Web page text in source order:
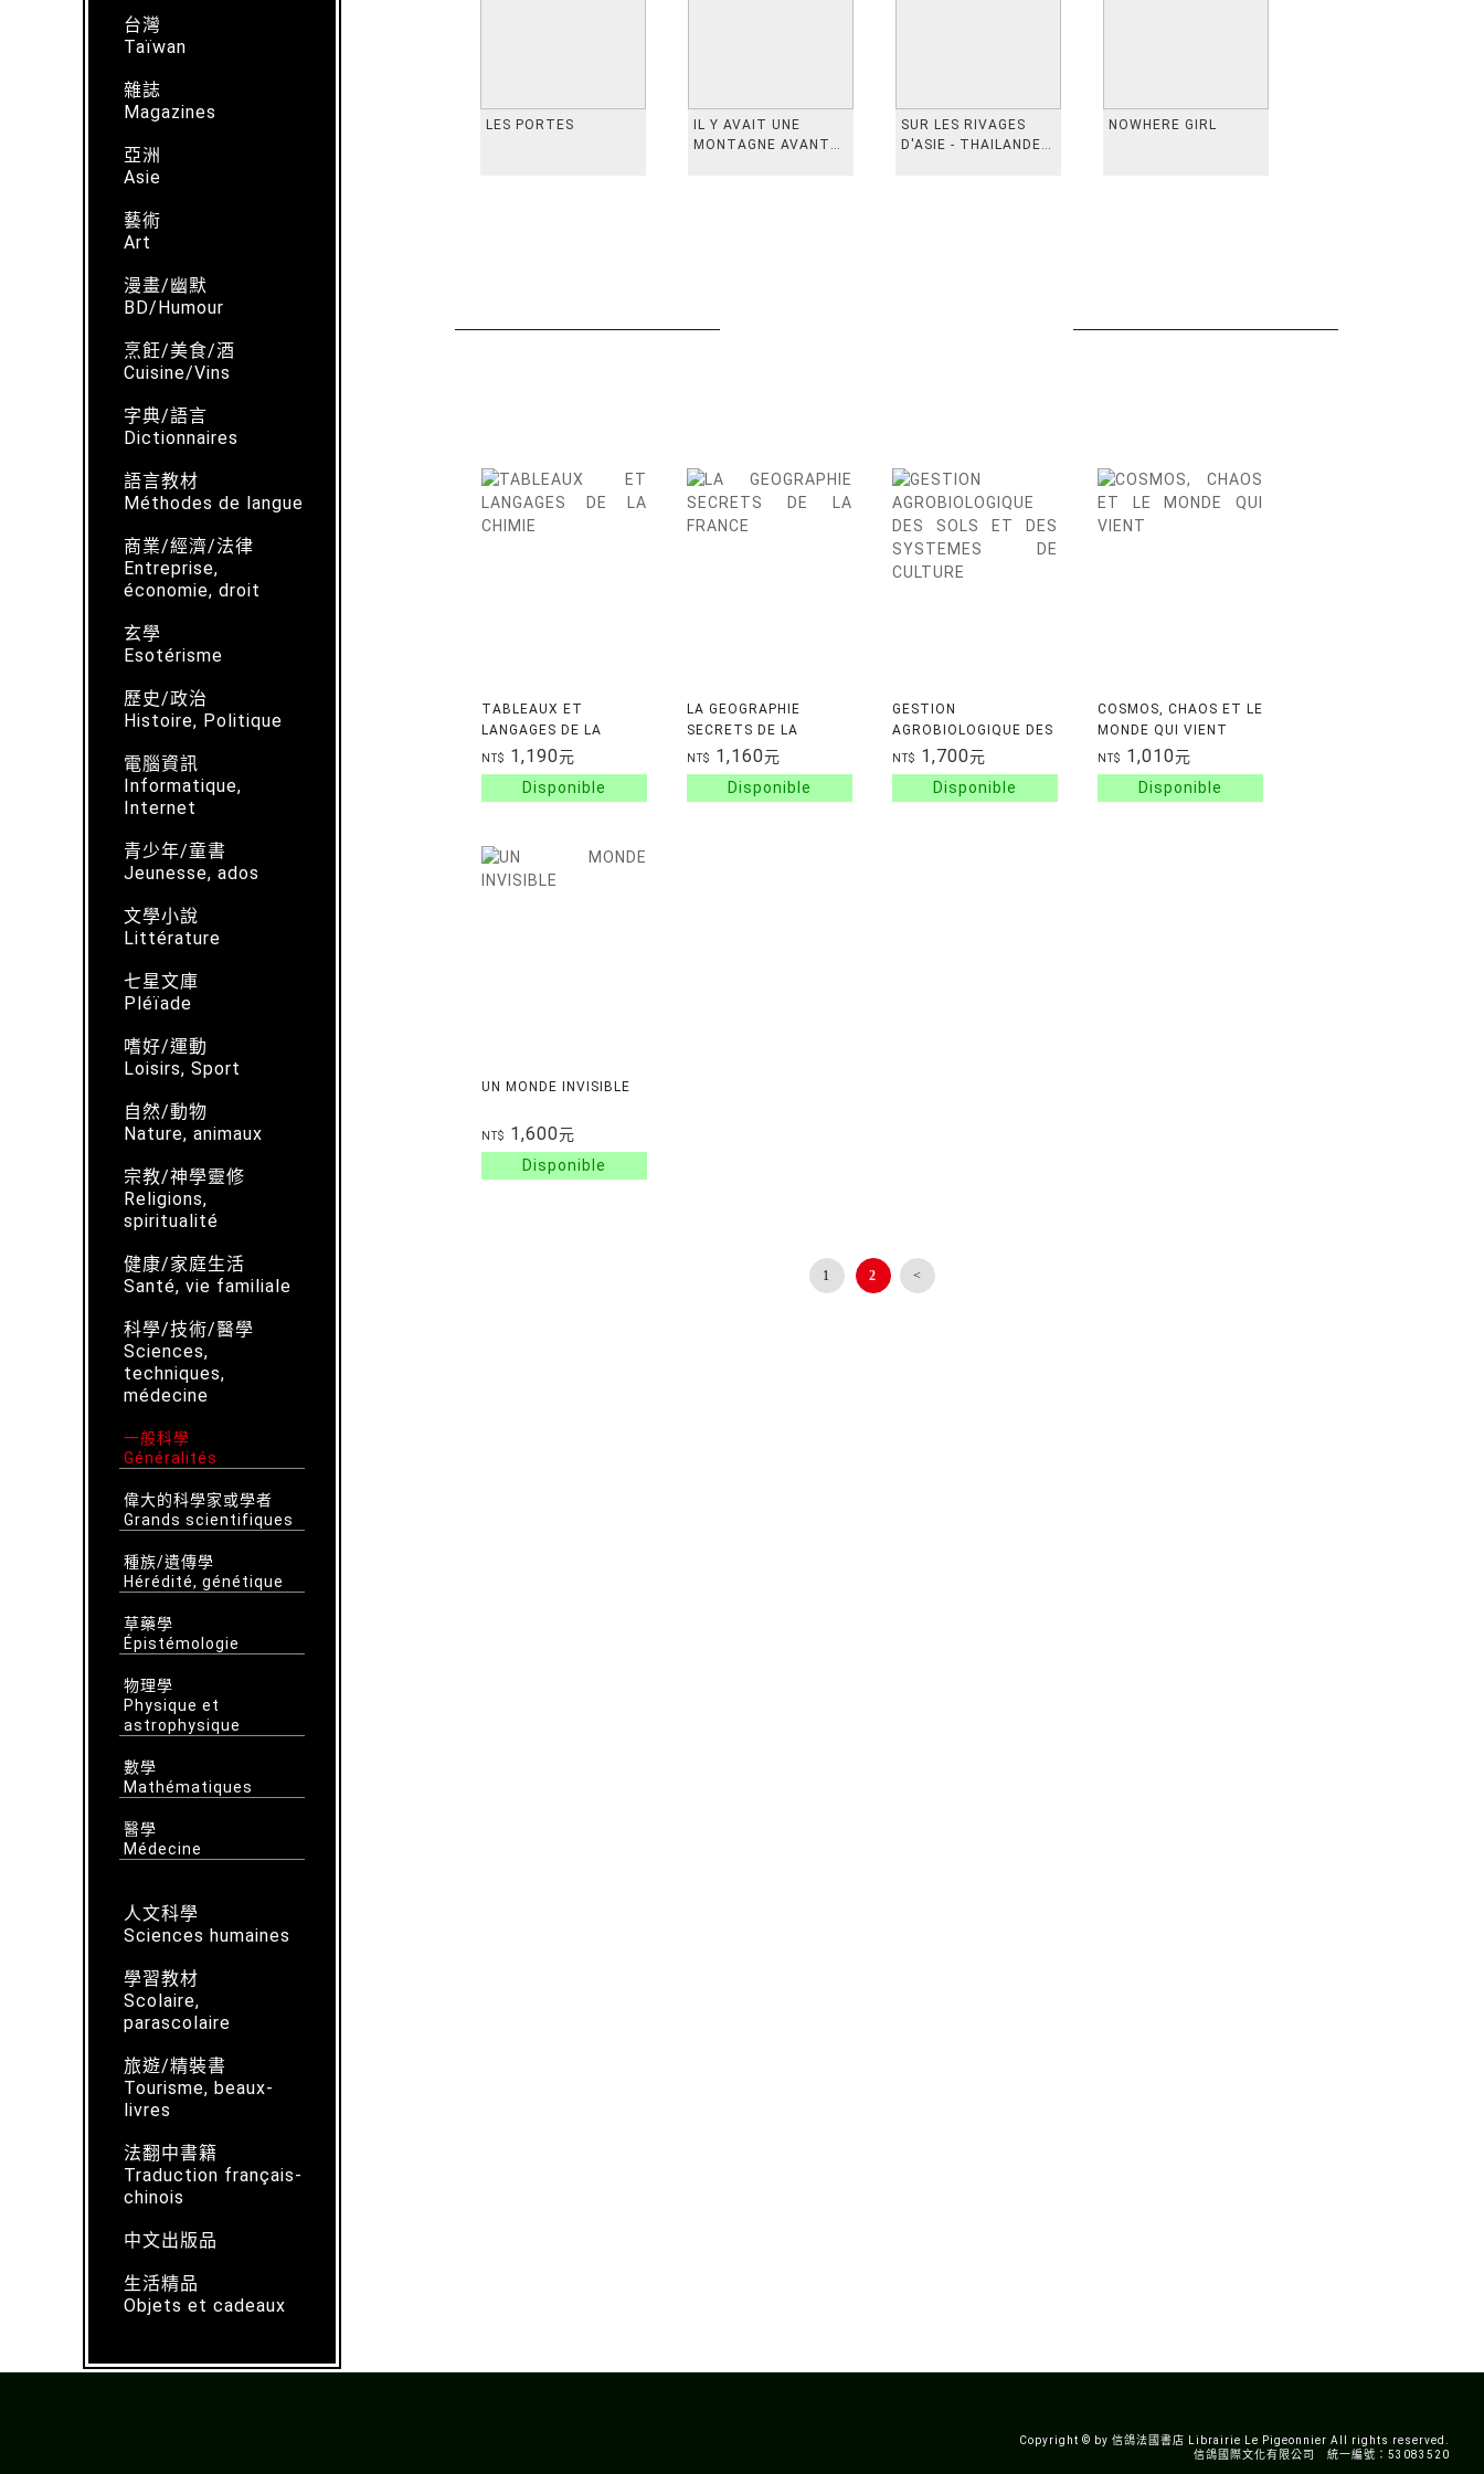
台灣
Taïwan
雜誌
Magazines
亞洲
Asie
藝術
Art
漫畫/幽默
BD/Humour
烹飪/美食/酒
Cuisine/Vins
字典/語言
Dictionnaires
語言教材
Méthodes de langue
商業/經濟/法律
Entreprise,
économie, droit
玄學
Esotérisme
歷史/政治
Histoire, Politique
電腦資訊
Informatique,
Internet
青少年/童書
Jeunesse, ados
文學小說
Littérature
七星文庫
Pléïade
嗜好/運動
Loisirs, Sport
自然/動物
Nature, animaux
宗教/神學靈修
Religions,
spiritualité
健康/家庭生活
Santé, vie familiale
科學/技術/醫學
Sciences,
techniques,
médecine
一般科學
Généralités
偉大的科學家或學者
Grands scientifiques
種族/遺傳學
Hérédité, génétique
草藥學
Épistémologie
物理學
Physique et
astrophysique
數學
Mathématiques
醫學
Médecine
人文科學
Sciences humaines
學習教材
Scolaire,
parascolaire
旅遊/精裝書
Tourisme, beaux-
livres
法翻中書籍
Traduction français-
chinois
中文出版品
生活精品
Objets et cadeaux
LES PORTES
IL Y AVAIT UNE
MONTAGNE AVANT
SUR LES RIVAGES
D'ASIE - THAILANDE,
NOWHERE GIRL
TABLEAUX ET
LANGAGES DE LA
CHIMIE
NT$ 1,190元
LA GEOGRAPHIE
SECRETS DE LA
FRANCE
NT$ 1,160元
GESTION
AGROBIOLOGIQUE DES
SOLS ET DES
SYSTEMES DE
CULTURE
NT$ 1,700元
COSMOS, CHAOS ET LE
MONDE QUI VIENT
NT$ 1,010元
UN MONDE INVISIBLE
NT$ 1,600元
1 2 <
Copyright © by 信鴿法國書店 Librairie Le Pigeonnier All rights reserved.
信鴿國際文化有限公司 統一編號：53083520